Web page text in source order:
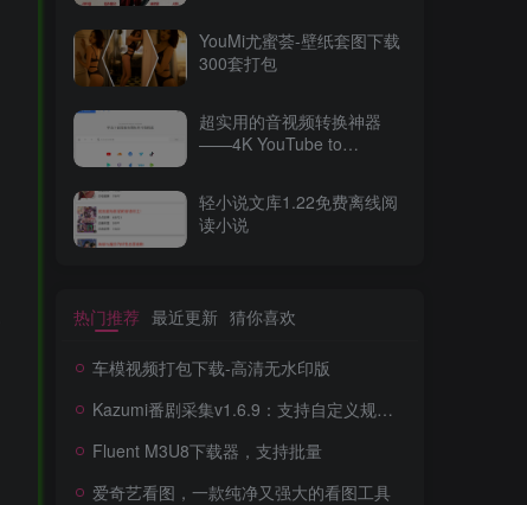
YouMi尤蜜荟-壁纸套图下载
300套打包
超实用的音视频转换神器
——4K YouTube to
轻小说文库1.22免费离线阅
读小说
热门推荐 最近更新 猜你喜欢
车模视频打包下载-高清无水印版
Kazumi番剧采集v1.6.9：支持自定义规则+在线观看+弹幕，跨平台下载
Fluent M3U8下载器，支持批量
爱奇艺看图，一款纯净又强大的看图工具